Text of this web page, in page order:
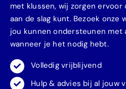
met klussen, wij zorgen
aan de slag kunt. Bezoek onze
jou kunnen ondersteunen met
wanneer je het nodig hebt.
Volledig vrijblijvend
Hulp & advies bij al jouw